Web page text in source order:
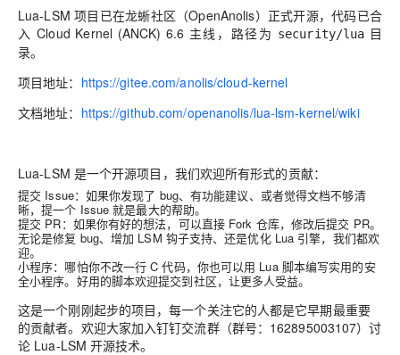
Lua-LSM 项目已在龙蜥社区（OpenAnolis）正式开源，代码已合
入 Cloud Kernel (ANCK) 6.6 主线，路径为 security/lua 目
录。
项目地址： https://gitee.com/anolis/cloud-kernel
文档地址： https://github.com/openanolis/lua-lsm-kernel/wiki
Lua-LSM 是一个开源项目，我们欢迎所有形式的贡献：
提交 Issue：如果你发现了 bug、有功能建议、或者觉得文档不够清
晰，提一个 Issue 就是最大的帮助。
提交 PR：如果你有好的想法，可以直接 Fork 仓库，修改后提交 PR。
无论是修复 bug、增加 LSM 钩子支持、还是优化 Lua 引擎，我们都欢
迎。
小程序：哪怕你不改一行 C 代码，你也可以用 Lua 脚本编写实用的安
全小程序。好用的脚本欢迎提交到社区，让更多人受益。
这是一个刚刚起步的项目，每一个关注它的人都是它早期最重要
的贡献者。欢迎大家加入钉钉交流群（群号：162895003107）讨
论 Lua-LSM 开源技术。